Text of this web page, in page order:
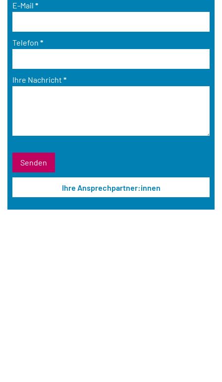
E-Mail *
Telefon *
Ihre Nachricht *
Ihre Ansprechpartner:innen